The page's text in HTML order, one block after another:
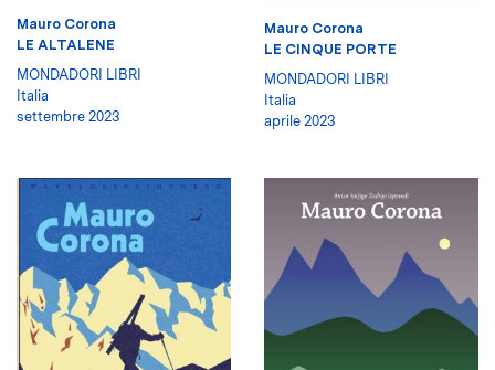
Mauro Corona
LE ALTALENE
MONDADORI LIBRI
Italia
settembre 2023
Mauro Corona
LE CINQUE PORTE
MONDADORI LIBRI
Italia
aprile 2023